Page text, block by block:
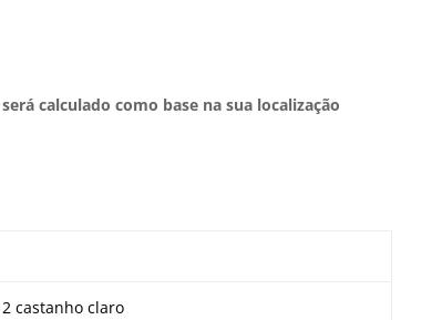
calculado como base na sua localização
castanho claro